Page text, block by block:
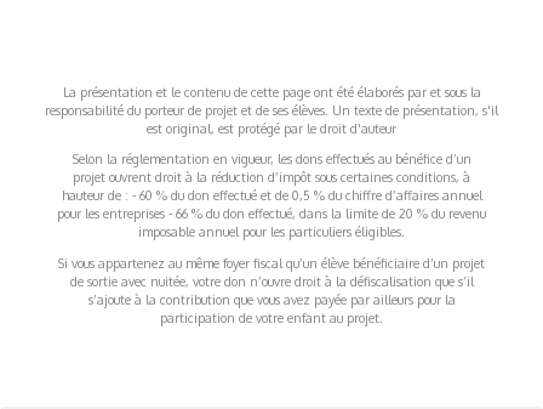
La présentation et le contenu de cette page ont été élaborés par et sous la
responsabilité du porteur de projet et de ses élèves. Un texte de présentation, s'il
est original, est protégé par le droit d'auteur
Selon la réglementation en vigueur, les dons effectués au bénéfice d’un
projet ouvrent droit à la réduction d’impôt sous certaines conditions, à
hauteur de : - 60 % du don effectué et de 0,5 % du chiffre d’affaires annuel
pour les entreprises - 66 % du don effectué, dans la limite de 20 % du revenu
imposable annuel pour les particuliers éligibles.
Si vous appartenez au même foyer fiscal qu’un élève bénéficiaire d’un projet
de sortie avec nuitée, votre don n’ouvre droit à la défiscalisation que s’il
s’ajoute à la contribution que vous avez payée par ailleurs pour la
participation de votre enfant au projet.